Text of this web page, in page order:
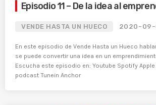
Episodio 11 – De la idea al
VENDE HASTA UN HUECO 2020-
En este episodio de Vende Hasta un Hueco
se puede convertir una idea en un
Escucha este episodio en: Youtube Spotify
podcast Tunein Anchor